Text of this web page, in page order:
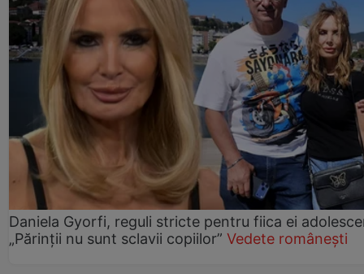
Daniela Gyorfi, reguli stricte pentru fiica ei
„Părinții nu sunt sclavii copiilor” Vedete românești